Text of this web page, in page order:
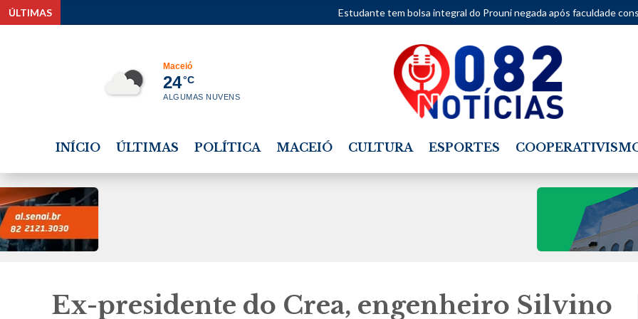
ÚLTIMAS Estudante tem bolsa integral do Prouni negada após faculdade considerar
Maceió
24°C
ALGUMAS NUVENS
INÍCIO ÚLTIMAS POLÍTICA MACEIÓ CULTURA ESPORTES
Ex-presidente do Crea, engenheiro Silvino